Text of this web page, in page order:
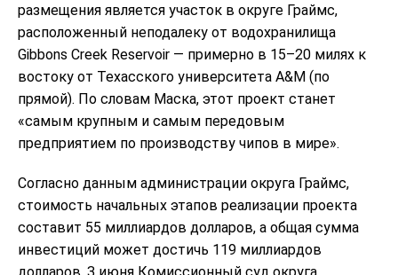
размещения является участок в округе Граймс,
расположенный неподалеку от водохранилища
Gibbons Creek Reservoir — примерно в 15–20 милях к
востоку от Техасского университета A&M (по
прямой). По словам Маска, этот проект станет
«самым крупным и самым передовым
предприятием по производству чипов в мире».
Согласно данным администрации округа Граймс,
стоимость начальных этапов реализации проекта
составит 55 миллиардов долларов, а общая сумма
инвестиций может достичь 119 миллиардов
долларов. 3 июня Комиссионный суд округа